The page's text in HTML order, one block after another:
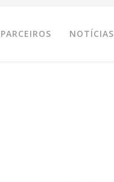
PARCEIROS NOTÍCIAS